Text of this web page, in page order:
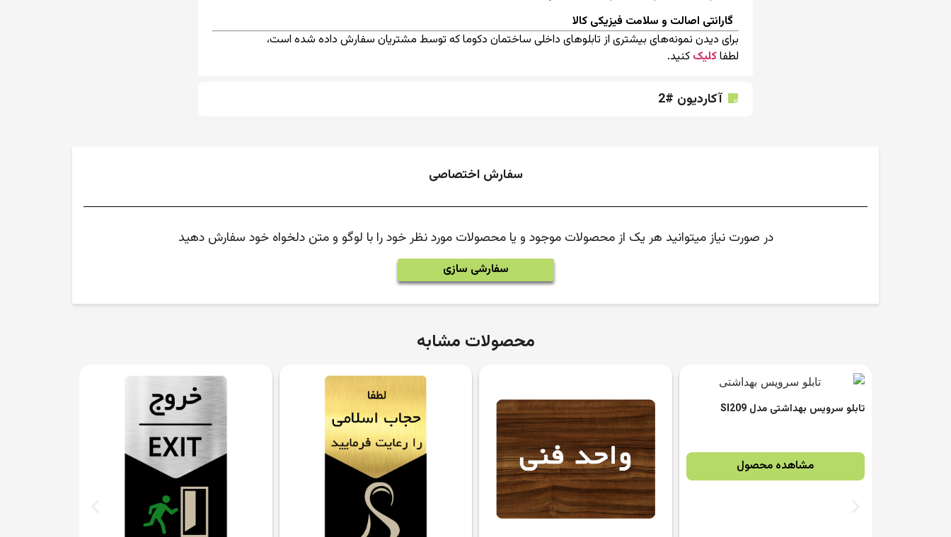
گارانتی اصالت و سلامت فیزیکی کالا
برای دیدن نمونه‌های بیشتری از تابلوهای داخلی ساختمان دکوما که توسط مشتریان سفارش داده شده است،
لطفاکلیک کنید.
آکاردیون #2
سفارش اختصاصی
در صورت نیاز میتوانید هر یک از محصولات موجود و یا محصولات مورد نظر خود را با لوگو و متن دلخواه خود سفارش دهید
سفارشی سازی
محصولات مشابه